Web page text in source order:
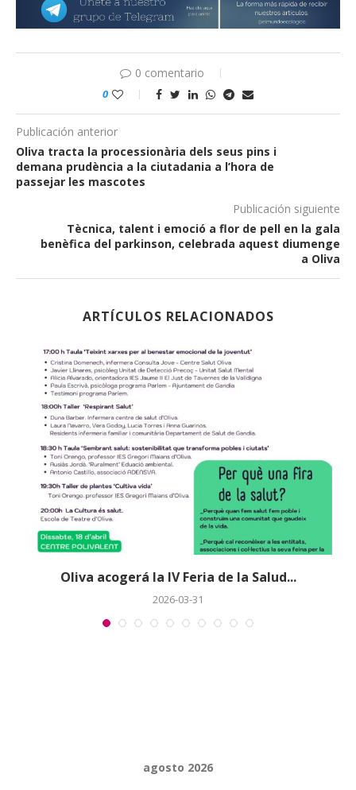
0 comentario
0
Publicación anterior
Oliva tracta la processionària dels seus pins i
demana prudència a la ciutadania a l’hora de
passejar les mascotes
Publicación siguiente
Tècnica, talent i emoció a flor de pell en la gala
benèfica del parkinson, celebrada aquest diumenge
a Oliva
ARTÍCULOS RELACIONADOS
Oliva acogerá la IV Feria de la Salud...
2026-03-31
agosto 2026